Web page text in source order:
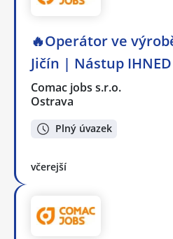
🔥Operátor ve
Jičín | Nástup
Comac jobs s.r.o.
Ostrava
Plný úvazek
včerejší